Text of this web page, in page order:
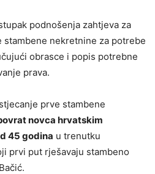
podnošenja zahtjeva za
nekretnine za potrebe
obrasce i popis potrebne
prava.
prve stambene
novca hrvatskim
45 godina u trenutku
prvi put rješavaju stambeno